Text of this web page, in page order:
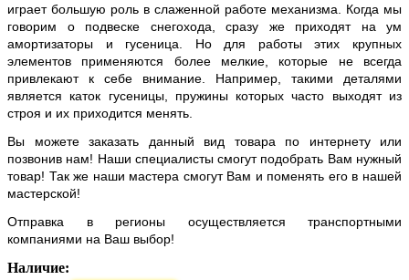
играет большую роль в слаженной работе механизма. Когда мы
говорим о подвеске снегохода, сразу же приходят на ум
амортизаторы и гусеница. Но для работы этих крупных
элементов применяются более мелкие, которые не всегда
привлекают к себе внимание. Например, такими деталями
является каток гусеницы, пружины которых часто выходят из
строя и их приходится менять.
Вы можете заказать данный вид товара по интернету или
позвонив нам! Наши специалисты смогут подобрать Вам нужный
товар! Так же наши мастера смогут Вам и поменять его в нашей
мастерской!
Отправка в регионы осуществляется транспортными
компаниями на Ваш выбор!
Наличие: